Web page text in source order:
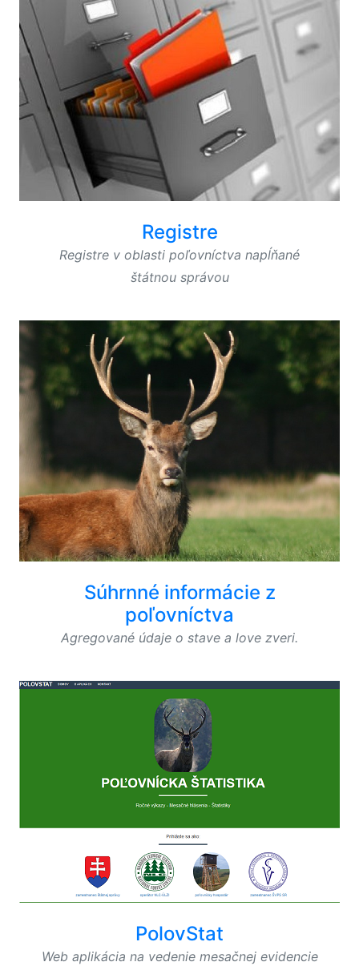
Registre
Registre v oblasti poľovníctva napĺňané
štátnou správou
Súhrnné informácie z
poľovníctva
Agregované údaje o stave a love zveri.
PolovStat
Web aplikácia na vedenie mesačnej evidencie